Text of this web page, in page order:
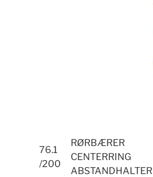
76.1
/200
RØRBÆRER
CENTERRING
ABSTANDHALTER